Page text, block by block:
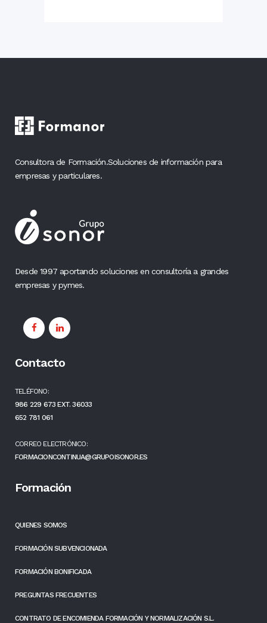
Consultora de Formación.Soluciones de información para
empresas y particulares.
Desde 1997 aportando soluciones en consultoría a grandes
empresas y pymes.
Contacto
TELÉFONO:
986 229 673 EXT. 36033
652 781 061
CORREO ELECTRÓNICO:
FORMACIONCONTINUA@GRUPOISONOR.ES
Formación
QUIENES SOMOS
FORMACIÓN SUBVENCIONADA
FORMACIÓN BONIFICADA
PREGUNTAS FRECUENTES
CONTRATO DE ENCOMIENDA FORMACIÓN Y NORMALIZACIÓN S.L.